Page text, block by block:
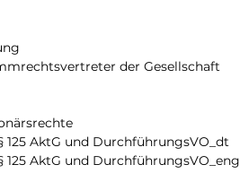
der Gesellschaft
AktG und DurchführungsVO_dt
AktG und DurchführungsVO_eng